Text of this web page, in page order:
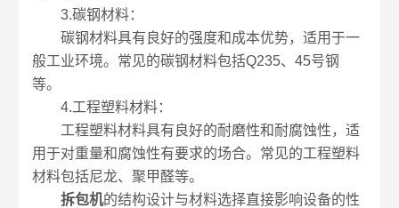
3.碳钢材料：
碳钢材料具有良好的强度和成本优势，适用于一
般工业环境。常见的碳钢材料包括Q235、45号钢
等。
4.工程塑料材料：
工程塑料材料具有良好的耐磨性和耐腐蚀性，适
用于对重量和腐蚀性有要求的场合。常见的工程塑料
材料包括尼龙、聚甲醛等。
拆包机的结构设计与材料选择直接影响设备的性